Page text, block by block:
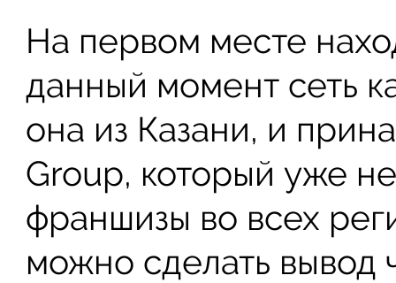
На первом месте
данный момент сеть
она из Казани, и
Group, который уже
франшизы во всех
можно сделать вывод